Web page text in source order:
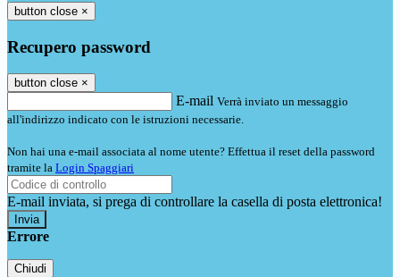
button close ×
Recupero password
button close ×
E-mail Verrà inviato un messaggio
all'indirizzo indicato con le istruzioni necessarie.
Non hai una e-mail associata al nome utente? Effettua il reset della password
tramite la Login Spaggiari
E-mail inviata, si prega di controllare la casella di posta elettronica!
Errore
Chiudi